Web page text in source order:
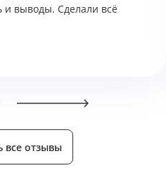
и выводы. Сделали всё
все отзывы